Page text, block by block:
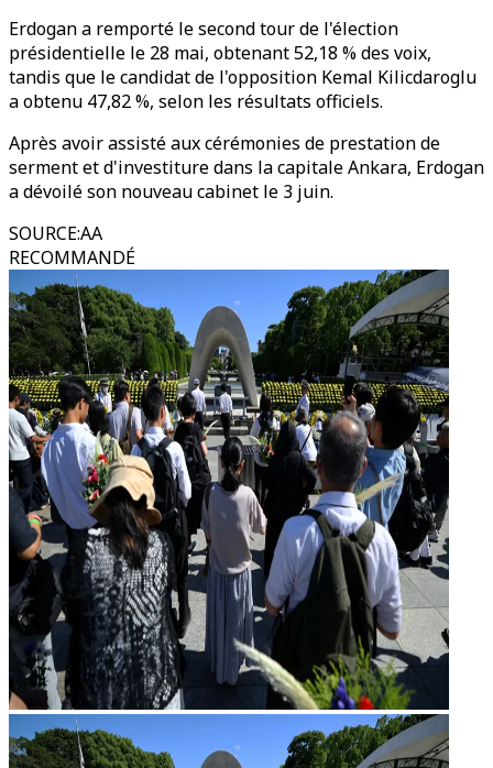
Erdogan a remporté le second tour de l'élection
présidentielle le 28 mai, obtenant 52,18 % des voix,
tandis que le candidat de l'opposition Kemal Kilicdaroglu
a obtenu 47,82 %, selon les résultats officiels.
Après avoir assisté aux cérémonies de prestation de
serment et d'investiture dans la capitale Ankara, Erdogan
a dévoilé son nouveau cabinet le 3 juin.
SOURCE:AA
RECOMMANDÉ